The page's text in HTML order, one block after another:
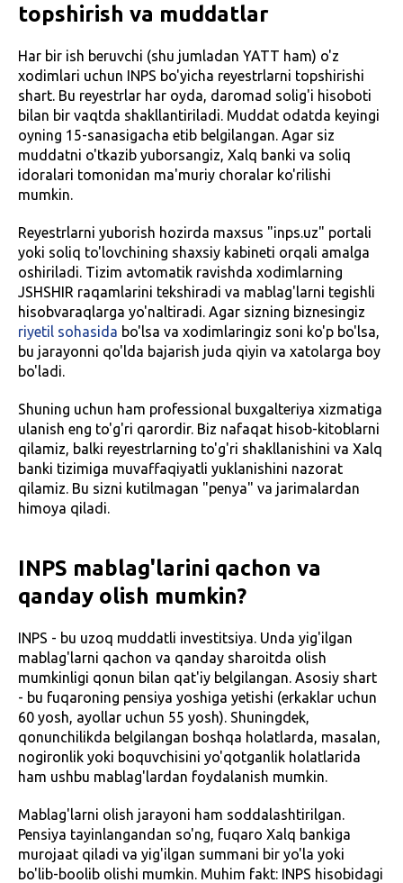
topshirish va muddatlar
Har bir ish beruvchi (shu jumladan YATT ham) o'z
xodimlari uchun INPS bo'yicha reyestrlarni topshirishi
shart. Bu reyestrlar har oyda, daromad solig'i hisoboti
bilan bir vaqtda shakllantiriladi. Muddat odatda keyingi
oyning 15-sanasigacha etib belgilangan. Agar siz
muddatni o'tkazib yuborsangiz, Xalq banki va soliq
idoralari tomonidan ma'muriy choralar ko'rilishi
mumkin.
Reyestrlarni yuborish hozirda maxsus "inps.uz" portali
yoki soliq to'lovchining shaxsiy kabineti orqali amalga
oshiriladi. Tizim avtomatik ravishda xodimlarning
JSHSHIR raqamlarini tekshiradi va mablag'larni tegishli
hisobvaraqlarga yo'naltiradi. Agar sizning biznesingiz
riyetil sohasida bo'lsa va xodimlaringiz soni ko'p bo'lsa,
bu jarayonni qo'lda bajarish juda qiyin va xatolarga boy
bo'ladi.
Shuning uchun ham professional buxgalteriya xizmatiga
ulanish eng to'g'ri qarordir. Biz nafaqat hisob-kitoblarni
qilamiz, balki reyestrlarning to'g'ri shakllanishini va Xalq
banki tizimiga muvaffaqiyatli yuklanishini nazorat
qilamiz. Bu sizni kutilmagan "penya" va jarimalardan
himoya qiladi.
INPS mablag'larini qachon va
qanday olish mumkin?
INPS - bu uzoq muddatli investitsiya. Unda yig'ilgan
mablag'larni qachon va qanday sharoitda olish
mumkinligi qonun bilan qat'iy belgilangan. Asosiy shart
- bu fuqaroning pensiya yoshiga yetishi (erkaklar uchun
60 yosh, ayollar uchun 55 yosh). Shuningdek,
qonunchilikda belgilangan boshqa holatlarda, masalan,
nogironlik yoki boquvchisini yo'qotganlik holatlarida
ham ushbu mablag'lardan foydalanish mumkin.
Mablag'larni olish jarayoni ham soddalashtirilgan.
Pensiya tayinlangandan so'ng, fuqaro Xalq bankiga
murojaat qiladi va yig'ilgan summani bir yo'la yoki
bo'lib-boolib olishi mumkin. Muhim fakt: INPS hisobidagi